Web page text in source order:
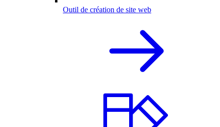
Outil de création de site web